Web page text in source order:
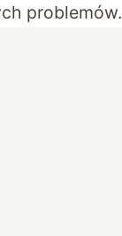
problemów.